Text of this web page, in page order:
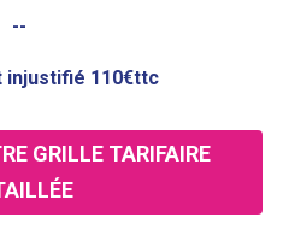
--
injustifié 110€ttc
GRILLE TARIFAIRE